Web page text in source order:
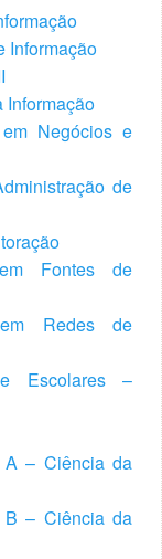
Informação
Informação
Negócios e
de
Fontes de
Redes de
Escolares –
A – Ciência da
B – Ciência da